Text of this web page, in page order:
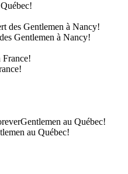
Gentlemen à Nancy!
au Québec!